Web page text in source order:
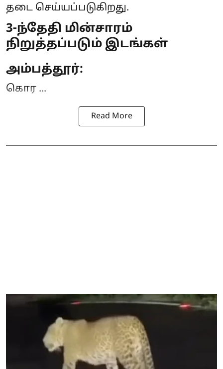
தடை செய்யப்படுகிறது.
3-ந்தேதி மின்சாரம்
நிறுத்தப்படும் இடங்கள்
அம்பத்தூர்:
கொர ...
Read More